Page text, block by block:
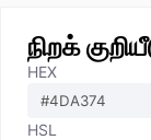
நிறக்
HEX
HSL